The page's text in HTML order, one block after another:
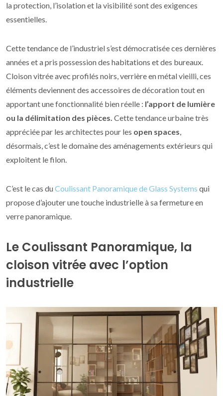
la protection, l’isolation et la visibilité sont des exigences
essentielles.
Cette tendance de l’industriel s’est démocratisée ces dernières
années et a pris possession des habitations et des bureaux.
Cloison vitrée avec profilés noirs, verrière en métal vieilli, ces
éléments deviennent des accessoires de décoration tout en
apportant une fonctionnalité bien réelle : l’apport de lumière
ou la délimitation des pièces. Cette tendance urbaine très
appréciée par les architectes pour les open spaces,
désormais, c’est le domaine des aménagements extérieurs qui
exploitent le filon.
C’est le cas duCoulissant Panoramique de Glass Systems qui
propose d’ajouter une touche industrielle à sa fermeture en
verre panoramique.
Le Coulissant Panoramique, la
cloison vitrée avec l’option
industrielle